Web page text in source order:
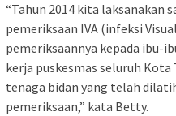
“Tahun 2014 kita laksanakan
pemeriksaan IVA (infeksi
pemeriksaannya kepada ibu-
kerja puskesmas seluruh
tenaga bidan yang telah
pemeriksaan,” kata Betty.